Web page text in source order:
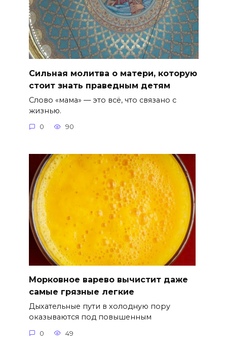
Сильная молитва о матери, которую
стоит знать праведным детям
Слово «мама» — это всё, что связано с
жизнью.
0 90
Морковное варево вычистит даже
самые грязные легкие
Дыхательные пути в холодную пору
оказываются под повышенным
0 49